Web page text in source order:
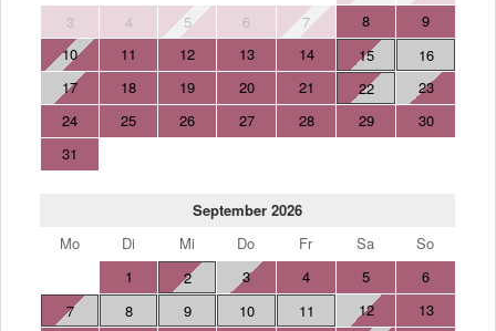
3
4 5 6 7 8
9
10
11 12 13 14 15
16
17
18 19 20 21 22
23
24
25 26 27 28 29
30
31
September 2026
Mo
Di Mi Do Fr Sa
So
1
2 3 4 5
6
7
8 9 10 11 12
13